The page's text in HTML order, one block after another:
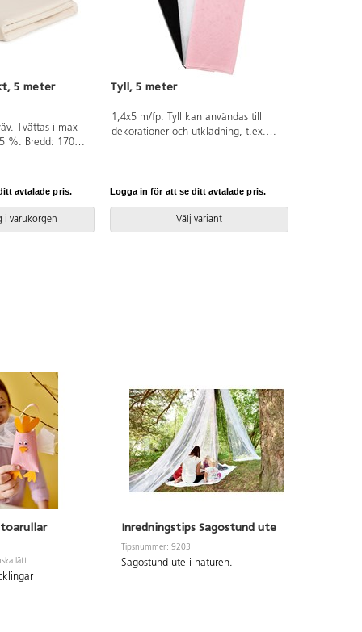
5 meter
Tvättas i max
%. Bredd: 170
avtalade pris.
i varukorgen
Tyll, 5 meter
1,4x5 m/fp. Tyll kan användas till
dekorationer och utklädning, t.ex.
Logga in för att se ditt avtalade pris.
Välj variant
toarullar
lätt
Inredningstips Sagostund ute
Tipsnummer: 9203
Sagostund ute i naturen.